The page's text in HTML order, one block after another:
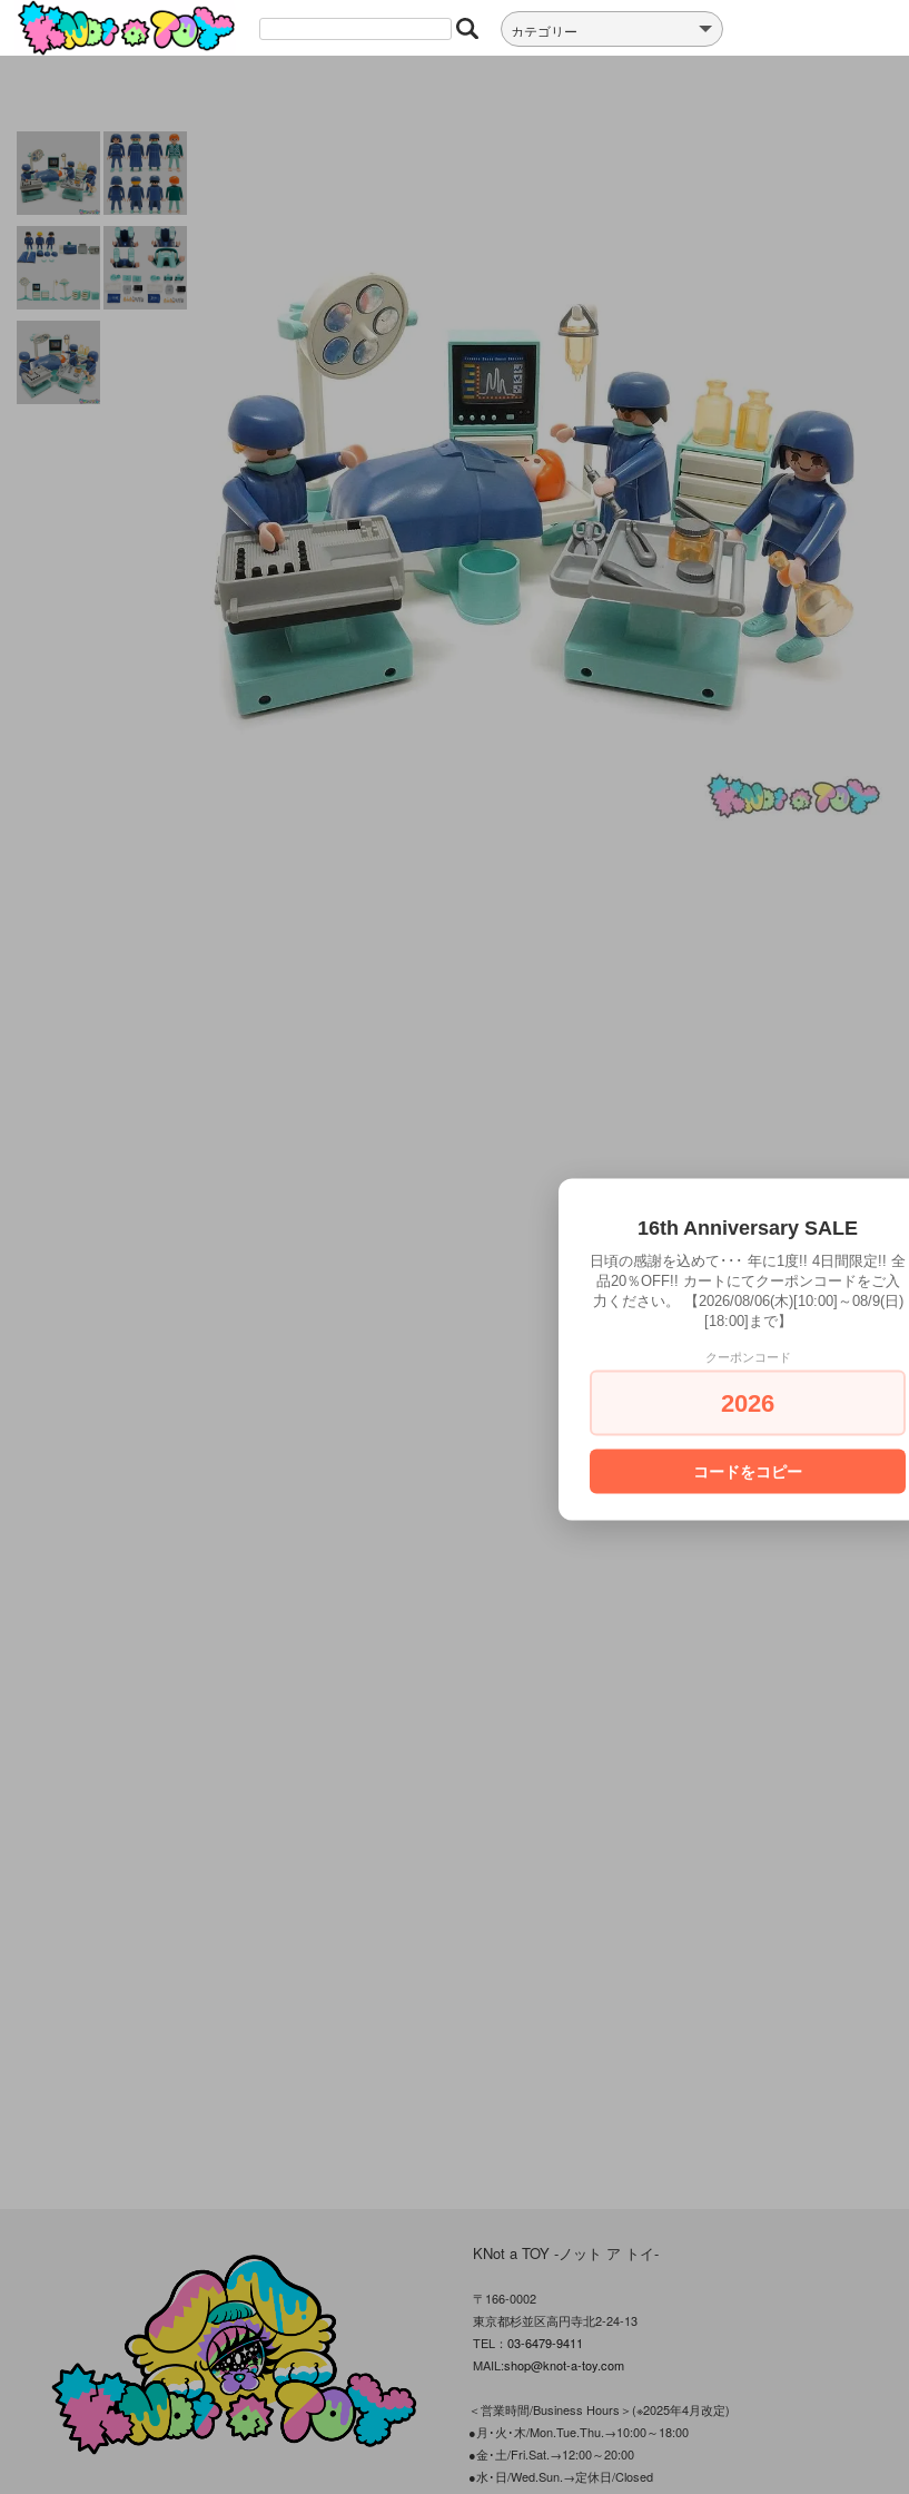
KNot a TOY -ノット ア トイ-
〒166-0002
東京都杉並区高円寺北2-24-13
TEL：03-6479-9411
MAIL:shop@knot-a-toy.com
＜営業時間/Business Hours＞(※2025年4月改定)
●月･火･木/Mon.Tue.Thu.→10:00～18:00
●金･土/Fri.Sat.→12:00～20:00
●水･日/Wed.Sun.→定休日/Closed
16th Anniversary SALE
日頃の感謝を込めて･･･ 年に1度!! 4日間限定!! 全
品20％OFF!! カートにてクーポンコードをご入
力ください。 【2026/08/06(木)[10:00]～08/9(日)
[18:00]まで】
クーポンコード
2026
コードをコピー